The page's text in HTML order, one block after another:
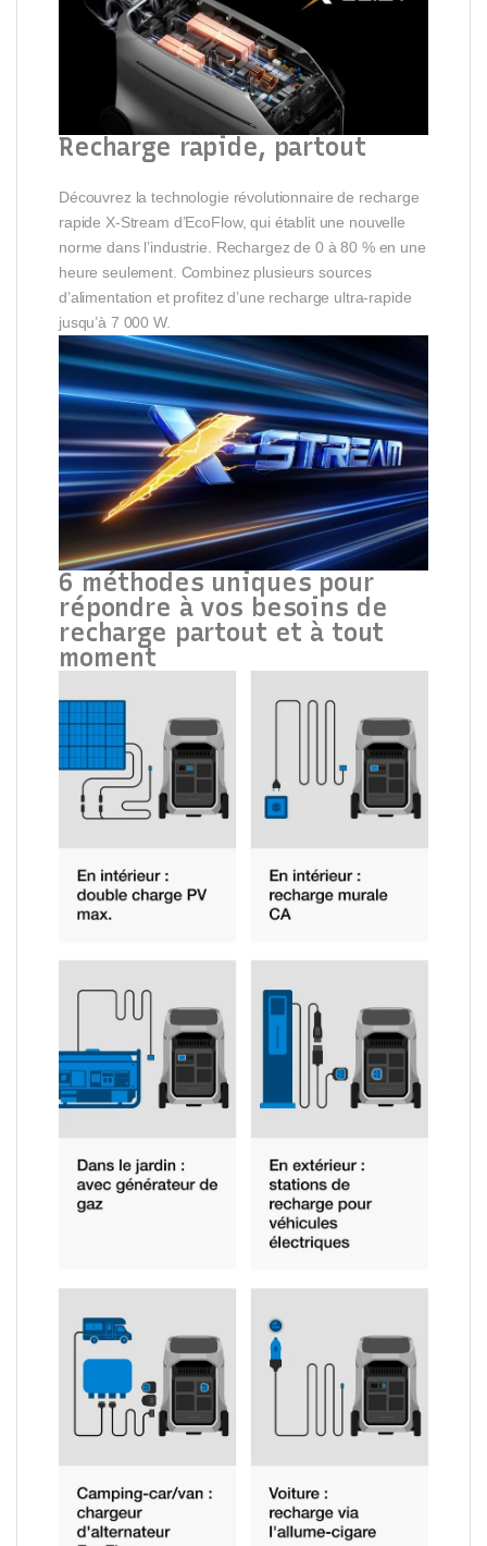
Recharge rapide, partout
Découvrez la technologie révolutionnaire de recharge
rapide X-Stream d’EcoFlow, qui établit une nouvelle
norme dans l’industrie. Rechargez de 0 à 80 % en une
heure seulement. Combinez plusieurs sources
d’alimentation et profitez d’une recharge ultra-rapide
jusqu’à 7 000 W.
6 méthodes uniques pour
répondre à vos besoins de
recharge partout et à tout
moment